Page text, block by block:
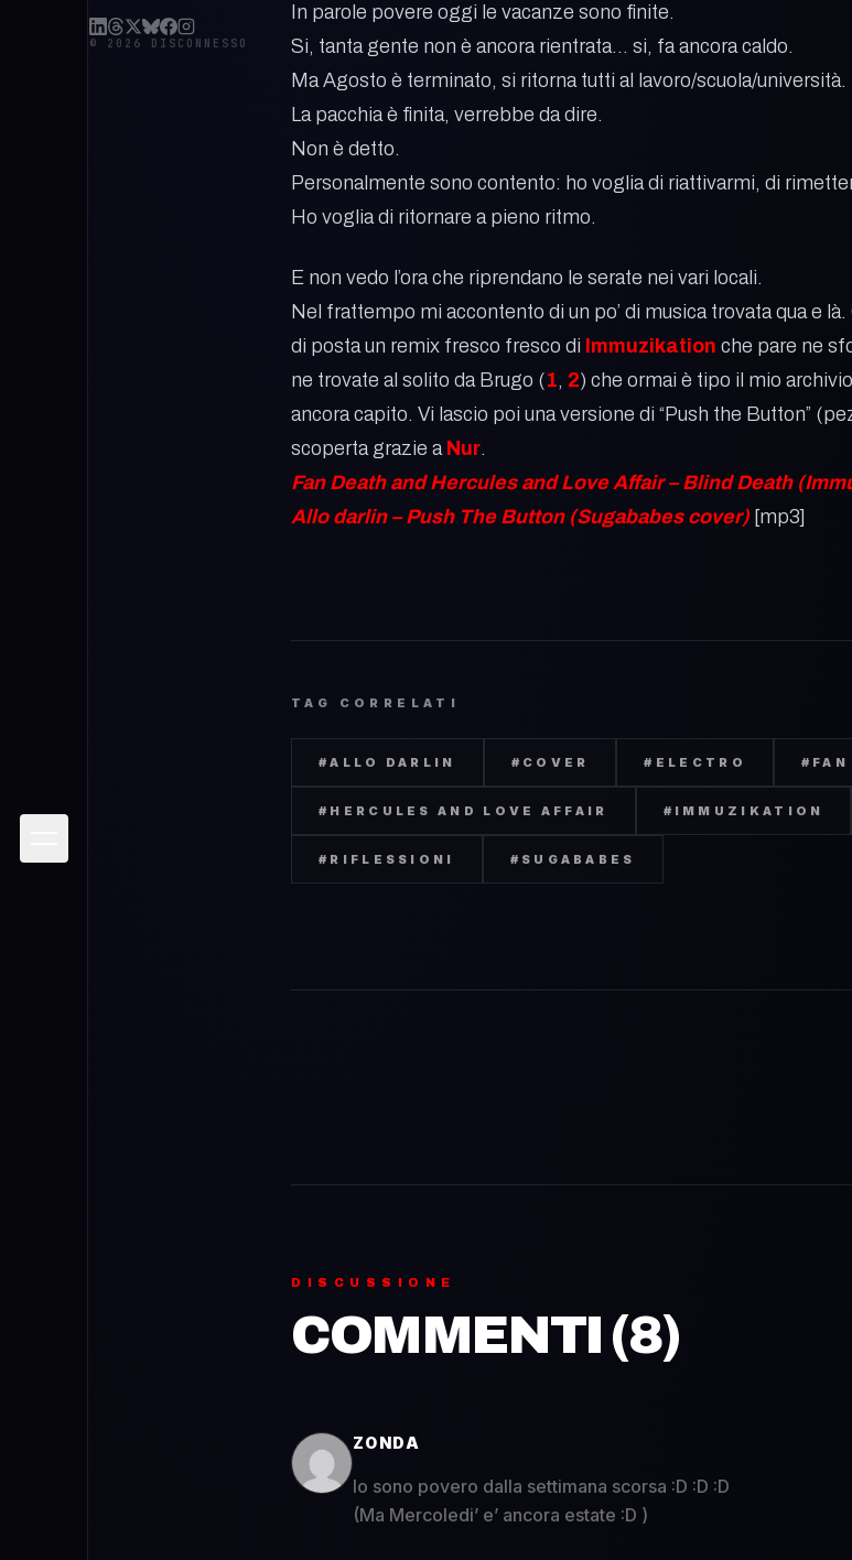
© 2026 DISCONNESSO
In parole povere oggi le vacanze sono finite.
Si, tanta gente non è ancora rientrata… si, fa ancora caldo.
Ma Agosto è terminato, si ritorna tutti al lavoro/scuola/università.
La pacchia è finita, verrebbe da dire.
Non è detto.
Personalmente sono contento: ho voglia di riattivarmi, di
Ho voglia di ritornare a pieno ritmo.
E non vedo l’ora che riprendano le serate nei vari locali.
Nel frattempo mi accontento di un po’ di musica trovata qua e
di posta un remix fresco fresco di Immuzikation che pare ne
ne trovate al solito da Brugo (1, 2) che ormai è tipo il mio
ancora capito. Vi lascio poi una versione di “Push the Button”
scoperta grazie a Nur.
Fan Death and Hercules and Love Affair – Blind Death
Allo darlin – Push The Button (Sugababes cover) [mp3]
TAG CORRELATI
#ALLO DARLIN # COVER # ELECTRO #
# HERCULES AND LOVE AFFAIR # IMMUZIKATION
# RIFLESSIONI # SUGABABES
DISCUSSIONE
COMMENTI (8)
ZONDA
Io sono povero dalla settimana scorsa :D :D :D
(Ma Mercoledi’ e’ ancora estate :D )